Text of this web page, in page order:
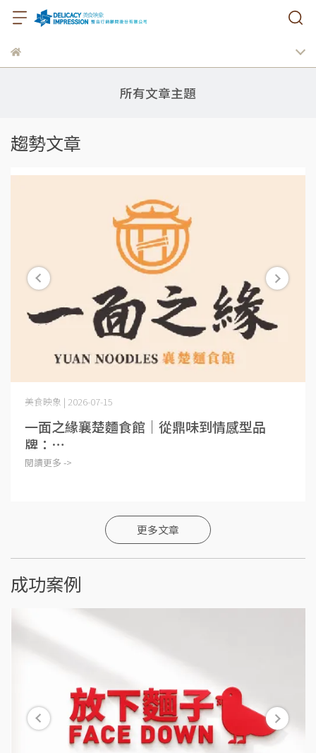
所有文章主題
趨勢文章
美食映象 | 2026-07-15
一面之緣襄楚麵食館｜從鼎味到情感型品
牌：⋯
閱讀更多 ->
更多文章
成功案例